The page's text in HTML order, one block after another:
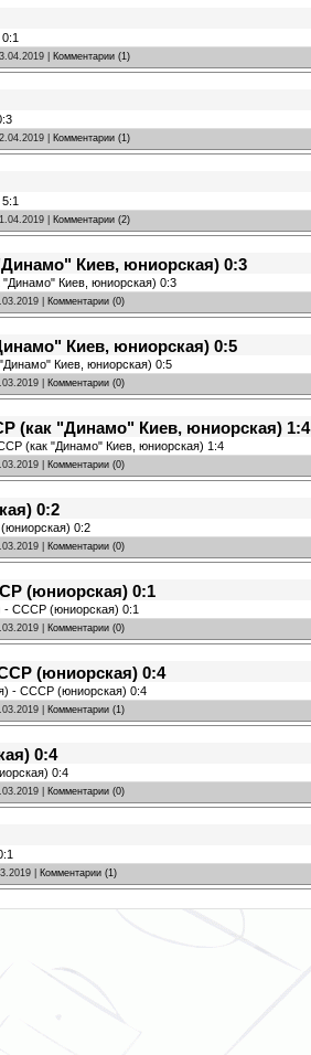
Комментарии (1)
Комментарии (1)
Комментарии (2)
Киев, юниорская) 0:3
Киев, юниорская) 0:3
Комментарии (0)
Киев, юниорская) 0:5
Киев, юниорская) 0:5
Комментарии (0)
(как "Динамо" Киев, юниорская) 1:4
(как "Динамо" Киев, юниорская) 1:4
Комментарии (0)
0:2
0:2
Комментарии (0)
(юниорская) 0:1
- СССР (юниорская) 0:1
Комментарии (0)
(юниорская) 0:4
- СССР (юниорская) 0:4
Комментарии (1)
0:4
0:4
Комментарии (0)
Комментарии (1)